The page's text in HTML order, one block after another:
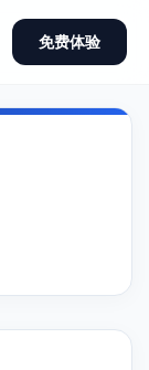
免费体验